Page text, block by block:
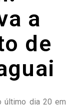
a
de
último dia 20 em